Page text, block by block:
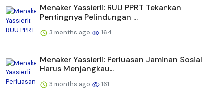
Menaker Yassierli: RUU PPRT Tekankan
Pentingnya Pelindungan ...
3 months ago 164
Menaker Yassierli: Perluasan Jaminan Sosial
Harus Menjangkau...
3 months ago 161